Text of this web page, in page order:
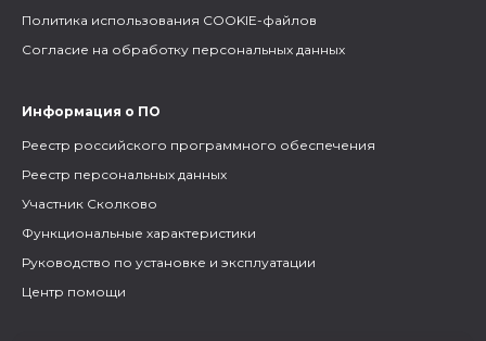
Политика использования COOKIE-файлов
Согласие на обработку персональных данных
Информация о ПО
Реестр российского программного обеспечения
Реестр персональных данных
Участник Сколково
Функциональные характеристики
Руководство по установке и эксплуатации
Центр помощи